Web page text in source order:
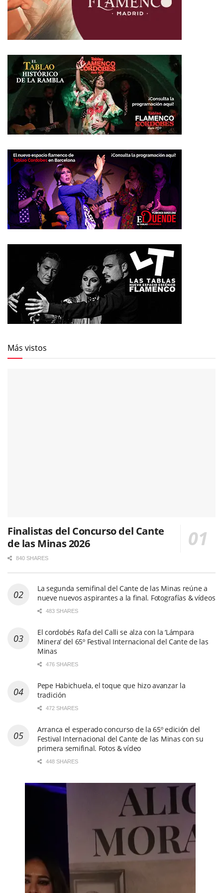
Más vistos
Finalistas del Concurso del Cante
de las Minas 2026
840 SHARES
La segunda semifinal del Cante de las Minas reúne a
nueve nuevos aspirantes a la final. Fotografías & vídeos
483 SHARES
El cordobés Rafa del Calli se alza con la ‘Lámpara
Minera’ del 65º Festival Internacional del Cante de las
Minas
476 SHARES
Pepe Habichuela, el toque que hizo avanzar la
tradición
472 SHARES
Arranca el esperado concurso de la 65º edición del
Festival Internacional del Cante de las Minas con su
primera semifinal. Fotos & vídeo
448 SHARES